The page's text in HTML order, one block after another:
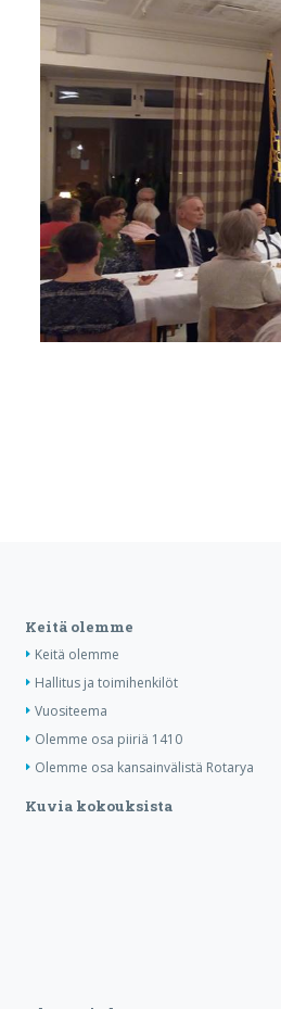
Keitä olemme
Keitä olemme
Hallitus ja toimihenkilöt
Vuositeema
Olemme osa piiriä 1410
Olemme osa kansainvälistä Rotarya
Kuvia kokouksista